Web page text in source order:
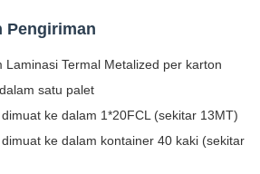
Pengiriman
Laminasi Termal Metalized per karton
satu palet
ke dalam 1*20FCL (sekitar 13MT)
ke dalam kontainer 40 kaki (sekitar